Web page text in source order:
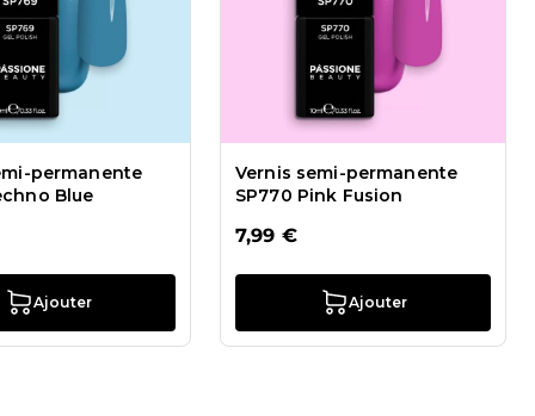
permanente
Blue
Ajouter
Vernis semi-permanente
SP770 Pink Fusion
7,99 €
Ajouter